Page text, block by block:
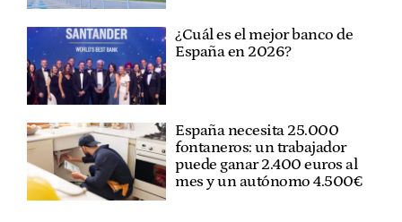
¿Cuál es el mejor banco de
España en 2026?
España necesita 25.000
fontaneros: un trabajador
puede ganar 2.400 euros al
mes y un autónomo 4.500€